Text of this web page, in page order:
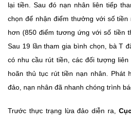
lại tiền. Sau đó nạn nhân liên tiếp
chọn để nhận điểm thưởng với số tiền
hơn (850 điểm tương ứng với số tiền
Sau 19 lần tham gia bình chọn, bà T
có nhu cầu rút tiền, các đối tượng
hoãn thủ tục rút tiền nạn nhân. Phát
đảo, nạn nhân đã nhanh chóng trình
Trước thực trạng lừa đảo diễn ra,